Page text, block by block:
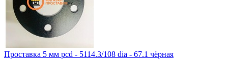
Проставка 5 мм pcd - 5114.3/108 dia - 67.1 чёрная